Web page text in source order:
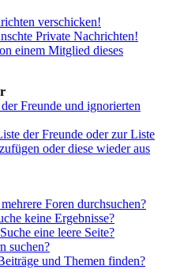
verschicken!
Private Nachrichten!
einem Mitglied dieses
Freunde und ignorierten
der Freunde oder zur Liste
oder diese wieder aus
Foren durchsuchen?
keine Ergebnisse?
eine leere Seite?
suchen?
und Themen finden?